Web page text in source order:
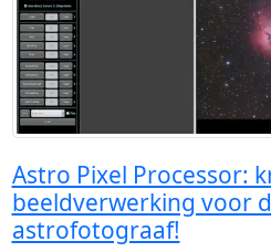
Astro Pixel Processor:
beeldverwerking voor
astrofotograaf!